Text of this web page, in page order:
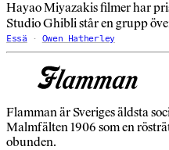
Hayao Miyazakis filmer har
Studio Ghibli står en grupp
Essä Owen Hatherley
Flamman är Sveriges äldsta
Malmfälten 1906 som en
obunden.